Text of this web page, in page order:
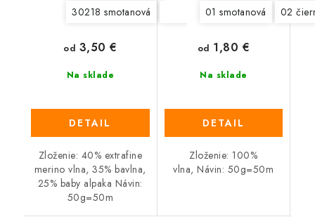
30218 smotanová 30220 svetlá šedobéžová
Na sklade
od 3,50 €
DETAIL
Zloženie: 40% extrafine
merino vlna, 35% bavlna,
25% baby alpaka Návin:
50g=50m
01 smotanová 02
Na sklade
od 1,80 €
DETAIL
Zloženie: 100%
vlna, Návin: 50g=50m